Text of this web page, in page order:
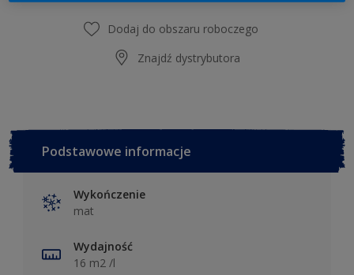
Dodaj do obszaru roboczego
Znajdź dystrybutora
Podstawowe informacje
Wykończenie
mat
Wydajność
16 m2 /l